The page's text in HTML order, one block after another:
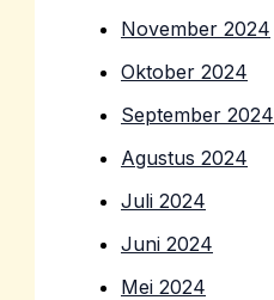
November 2024
Oktober 2024
September 2024
Agustus 2024
Juli 2024
Juni 2024
Mei 2024